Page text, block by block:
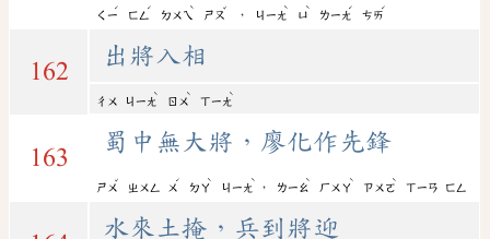
ㄑㄧ
ˊ
ㄈㄥ
ˊ
ㄉㄨㄟ
ˋ
ㄕㄡ
ˇ
， ㄐㄧㄤ
ˋ
ㄩ
ˋ
ㄌㄧㄤ
ˊ
ㄘㄞ
ˊ
162
出將入相
ㄔㄨ ㄐㄧㄤ
ˋ
ㄖㄨ
ˋ
ㄒㄧㄤ
ˋ
163
蜀中無大將，廖化作先鋒
ㄕㄨ
ˇ
ㄓㄨㄥ ㄨ
ˊ
ㄉㄚ
ˋ
ㄐㄧㄤ
ˋ
， ㄌㄧㄠ
ˋ
ㄏㄨㄚ
ˋ
ㄗㄨㄛ
ˋ
ㄒㄧㄢ ㄈㄥ
水來土掩，兵到將迎